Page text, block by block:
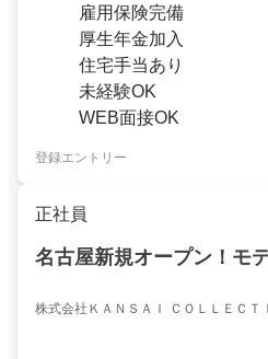
雇用保険完備
厚生年金加入
住宅手当あり
未経験OK
WEB面接OK
登録エントリー
正社員
名古屋新規オープン！モ
株式会社ＫＡＮＳＡＩ ＣＯＬＬＥＣＴ